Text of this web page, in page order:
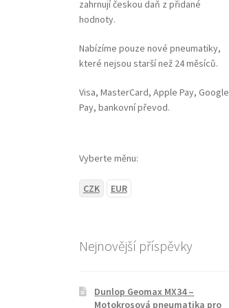
zahrnují českou daň z přidané
hodnoty.
Nabízíme pouze nové pneumatiky,
které nejsou starší než 24 měsíců.
Visa, MasterCard, Apple Pay, Google
Pay, bankovní převod.
Vyberte měnu:
CZK EUR
Nejnovější příspěvky
Dunlop Geomax MX34 –
Motokrosová pneumatika pro